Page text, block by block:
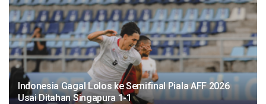
Indonesia Gagal Lolos ke Semifinal Piala AFF 2026
Usai Ditahan Singapura 1-1